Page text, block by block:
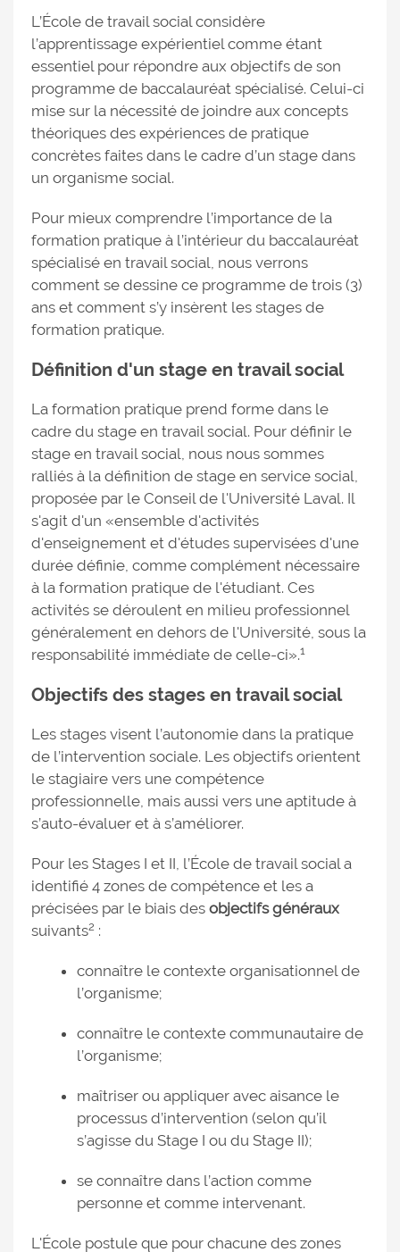
L’École de travail social considère
l’apprentissage expérientiel comme étant
essentiel pour répondre aux objectifs de son
programme de baccalauréat spécialisé. Celui-ci
mise sur la nécessité de joindre aux concepts
théoriques des expériences de pratique
concrètes faites dans le cadre d’un stage dans
un organisme social.
Pour mieux comprendre l’importance de la
formation pratique à l’intérieur du baccalauréat
spécialisé en travail social, nous verrons
comment se dessine ce programme de trois (3)
ans et comment s’y insèrent les stages de
formation pratique.
Définition d'un stage en travail social
La formation pratique prend forme dans le
cadre du stage en travail social. Pour définir le
stage en travail social, nous nous sommes
ralliés à la définition de stage en service social,
proposée par le Conseil de l'Université Laval. Il
s'agit d'un «ensemble d'activités
d'enseignement et d'études supervisées d'une
durée définie, comme complément nécessaire
à la formation pratique de l'étudiant. Ces
activités se déroulent en milieu professionnel
généralement en dehors de l'Université, sous la
responsabilité immédiate de celle-ci».1
Objectifs des stages en travail social
Les stages visent l’autonomie dans la pratique
de l’intervention sociale. Les objectifs orientent
le stagiaire vers une compétence
professionnelle, mais aussi vers une aptitude à
s’auto-évaluer et à s’améliorer.
Pour les Stages I et II, l’École de travail social a
identifié 4 zones de compétence et les a
précisées par le biais des objectifs généraux
suivants2 :
connaître le contexte organisationnel de
l’organisme;
connaître le contexte communautaire de
l’organisme;
maîtriser ou appliquer avec aisance le
processus d’intervention (selon qu’il
s’agisse du Stage I ou du Stage II);
se connaître dans l’action comme
personne et comme intervenant.
L'École postule que pour chacune des zones